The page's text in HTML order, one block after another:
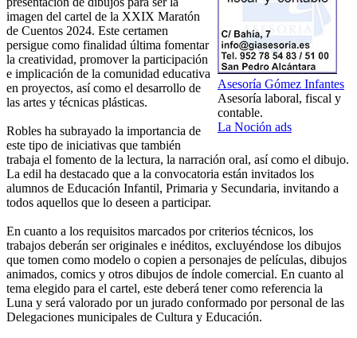
Asesoría Gómez Infantes
Asesoría laboral, fiscal y
contable.
La Noción ads
imagen del cartel de la XXIX Maratón
de Cuentos 2024. Este certamen
persigue como finalidad última fomentar
la creatividad, promover la participación
e implicación de la comunidad educativa
en proyectos, así como el desarrollo de
las artes y técnicas plásticas.
Robles ha subrayado la importancia de
este tipo de iniciativas que también
trabaja el fomento de la lectura, la narración oral, así como el dibujo.
La edil ha destacado que a la convocatoria están invitados los
alumnos de Educación Infantil, Primaria y Secundaria, invitando a
todos aquellos que lo deseen a participar.
En cuanto a los requisitos marcados por criterios técnicos, los
trabajos deberán ser originales e inéditos, excluyéndose los dibujos
que tomen como modelo o copien a personajes de películas, dibujos
animados, comics y otros dibujos de índole comercial. En cuanto al
tema elegido para el cartel, este deberá tener como referencia la
Luna y será valorado por un jurado conformado por personal de las
Delegaciones municipales de Cultura y Educación.